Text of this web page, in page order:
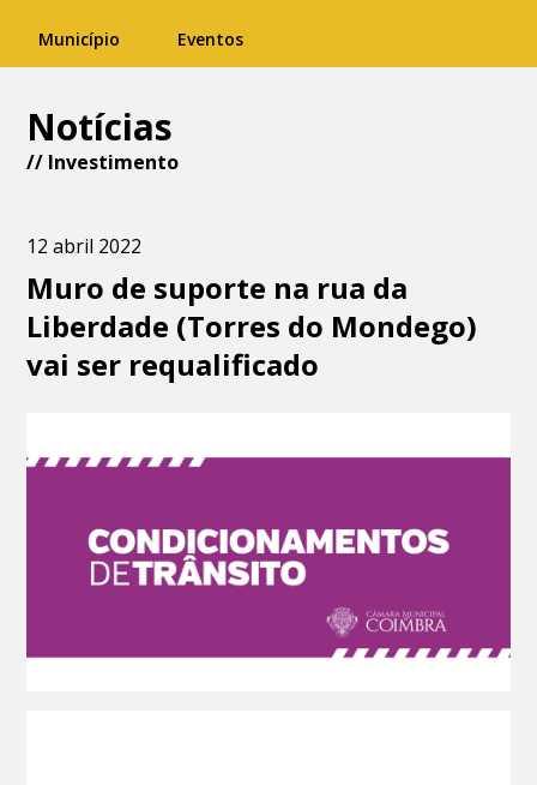
Município Eventos
Notícias
// Investimento
12 abril 2022
Muro de suporte na rua da
Liberdade (Torres do Mondego)
vai ser requalificado